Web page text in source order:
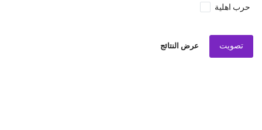
حرب اهلية
تصويت عرض النتائج